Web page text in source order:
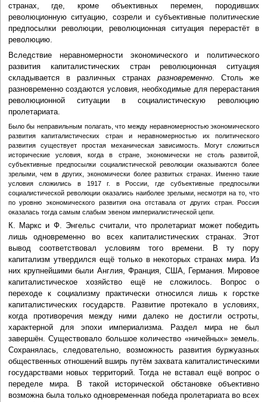
странах, где, кроме объективных перемен, породивших
революционную ситуацию, созрели и субъективные политические
предпосылки революции, революционная ситуация перерастёт в
революцию.
Вследствие неравномерности экономического и политического
развития капиталистических стран революционная ситуация
складывается в различных странахразновременно . Столь же
разновременно создаются условия, необходимые для перерастания
революционной ситуации в социалистическую революцию
пролетариата.
Было бы неправильным полагать, что между неравномерностью экономического
развития капиталистических стран и неравномерностью их политического
развития существует простая механическая зависимость. Могут сложиться
исторические условия, когда в стране, экономически не столь развитой,
субъективные предпосылки социалистической революции оказываются более
зрелыми, чем в других, экономически более развитых странах. Именно такие
условия сложились в 1917 г. в России, где субъективные предпосылки
социалистической революции оказались наиболее зрелыми, несмотря на то, что
по уровню экономического развития она отставала от других стран. Россия
оказалась тогда самым слабым эвеном империалистической цепи.
К. Маркс и Ф. Энгельс считали, что пролетариат может победить
лишь одновременно во всех капиталистических странах. Этот
вывод соответствовал условиям того времени. В ту пору
капитализм утвердился ещё только в некоторых странах мира. Из
них крупнейшими были Англия, Франция, США, Германия. Мировое
капиталистическое хозяйство ещё не сложилось. Вопрос о
переходе к социализму практически относился лишь к горстке
капиталистических государств. Развитие протекало в условиях,
когда противоречия между ними далеко не достигли остроты,
характерной для эпохи империализма. Раздел мира не был
завершён. Существовало большое количество «ничейных» земель.
Сохранялась, следовательно, возможность развития буржуазных
общественных отношений вширь путём захвата капиталистическими
государствами новых территорий. Тогда не вставал ещё вопрос о
переделе мира. В такой исторической обстановке объективно
возможна была только одновременная победа пролетариата во всех